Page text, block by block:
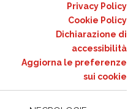
Privacy Policy
Cookie Policy
Dichiarazione di
accessibilità
Aggiorna le preferenze
sui cookie